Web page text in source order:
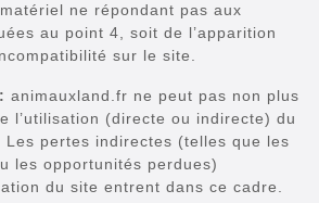
ne répondant pas aux
au point 4, soit de l’apparition
sur le site.
animauxland.fr ne peut pas non plus
l’utilisation (directe ou indirecte) du
Les pertes indirectes (telles que les
les opportunités perdues)
du site entrent dans ce cadre.